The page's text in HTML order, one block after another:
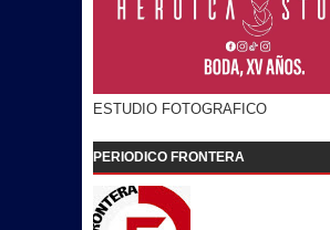
ESTUDIO FOTOGRAFICO
PERIODICO FRONTERA